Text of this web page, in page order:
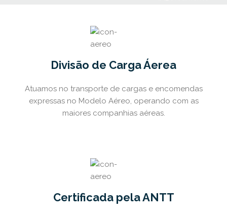
Divisão de Carga Áerea
Atuamos no transporte de cargas e encomendas
expressas no Modelo Aéreo, operando com as
maiores companhias aéreas.
Certificada pela ANTT